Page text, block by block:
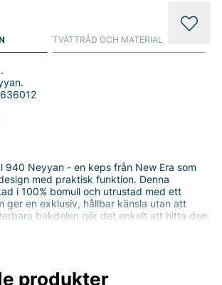
940 Neyyan - en keps från New Era som
med praktisk funktion. Denna
i 100% bomull och utrustad med ett
ger en exklusiv, hållbar känsla utan att
bakdelen gör det enkelt att hitta den
och säkrar komfort hela dagen, oavsett
som passar de flesta herrlooks. Den
TVÄTTRÅD OCH MATERIAL
produkter